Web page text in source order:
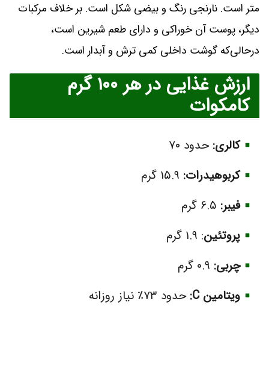
متر است. نارنجی رنگ و بیضی شکل است. بر خلاف مرکبات
دیگر، پوست آن خوراکی و دارای طعم شیرین است،
درحالی‌که گوشت داخلی کمی ترش و آبدار است.
ارزش غذایی در هر ۱۰۰ گرم
کامکوات
کالری: حدود ۷۰
کربوهیدرات:
فیبر:
پروتئین: ۱.۹ گرم
چربی:
ویتامین C:
حدود ۷۳٪ نیاز روزانه